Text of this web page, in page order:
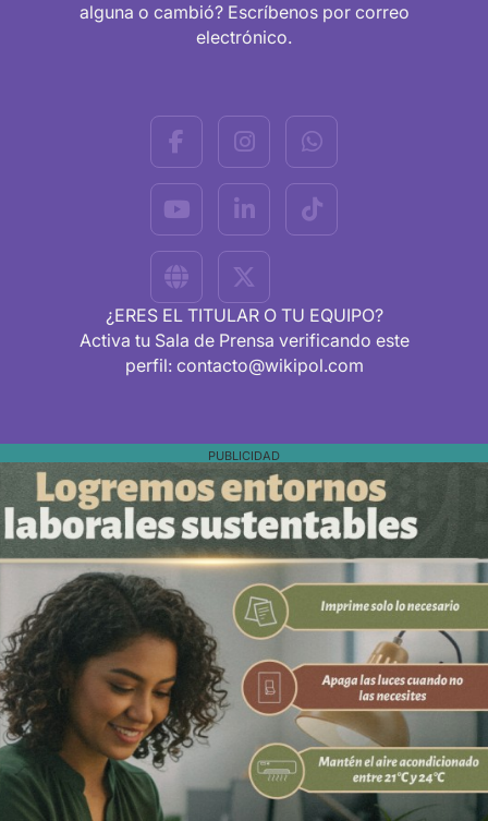
alguna o cambió? Escríbenos por correo
electrónico.
¿ERES EL TITULAR O TU EQUIPO?
Activa tu Sala de Prensa verificando este
perfil: contacto@wikipol.com
PUBLICIDAD